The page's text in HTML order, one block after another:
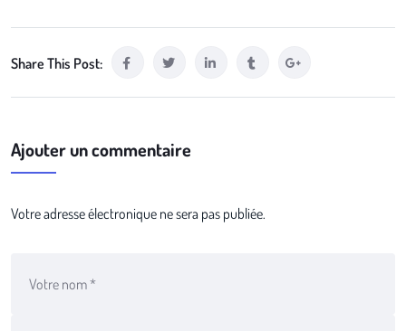
Share This Post:
Ajouter un commentaire
Votre adresse électronique ne sera pas publiée.